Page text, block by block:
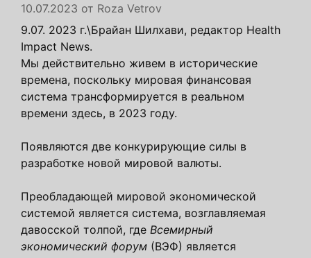
10.07.2023 от Roza Vetrov
9.07. 2023 г.\Брайан Шилхави, редактор Health
Impact News.
Мы действительно живем в исторические
времена, поскольку мировая финансовая
система трансформируется в реальном
времени здесь, в 2023 году.
Появляются две конкурирующие силы в
разработке новой мировой валюты.
Преобладающей мировой экономической
системой является система, возглавляемая
давосской толпой, где Всемирный
экономический форум (ВЭФ) является